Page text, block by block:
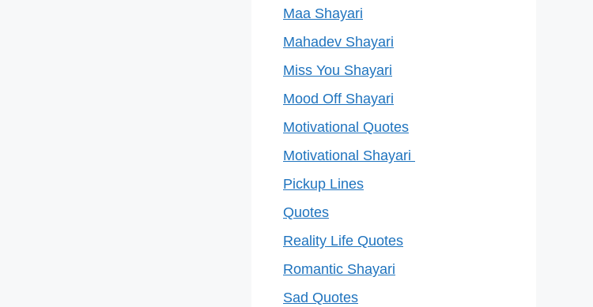
Maa Shayari
Mahadev Shayari
Miss You Shayari
Mood Off Shayari
Motivational Quotes
Motivational Shayari
Pickup Lines
Quotes
Reality Life Quotes
Romantic Shayari
Sad Quotes